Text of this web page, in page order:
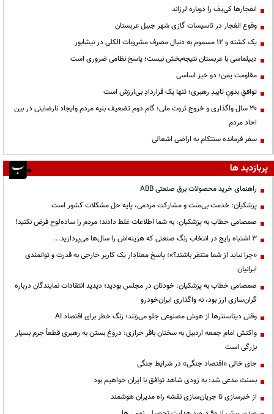
انفجارها کی‌یف را دوباره لرزاند
وقوع انفجار در تاسیسات گازی شهر جبیل عربستان
یک کشته و ۱۲ مسموم به دنبال مصرف مشروبات الکلی در نیشابور
دیپلماسی با عربستان نتیجه‌بخش نیست؛ پاسخ نظامی ضروری است
مقاومت یمن؛ دو خیز اساسی
توافقِ بدونِ تاییدِ رهبری؛ تنها یک قراردادِ بی‌ارزش است
۳۰ سال واگذاری و خروج ثروت ملی؛ گام دوم تضعیف بنیه مردم وایجاد نارضایتی در بین
احاد مردم
سفر فرمانده سنتکام به اراضی اشغالی
پربازدید ها
راهنمای خرید محصولات برق صنعتی ABB
پزشکیان: خدمت بی‌منت و مشارکت مردمی، پایه حل مشکلات کشور است
صمصامی خطاب به پزشکیان: به شما اطلاعات غلط دادند؛ مردم را ساده‌لوح فرض نکنید!
3 اشتباه رایج در انتخاب رنگ صنعتی که هزینه‌اش را سال‌ها می‌پردازید...
«چرا نباید از شما متنفر باشند؟»؛ پاسخ معنادار یک کاربر خارجی به قدرت و توانمندی
ایرانیان
صمصامی خطاب به پزشکیان: خودتان در مجلس بودید؛ دیدید انتقادات نمایندگان درباره
گران‌سازی ارز بود، نه واگذاری ایران‌خودرو
وقتی دیتاسنترها از هوش مصنوعی جلو می‌زنند؛ زنگ خطر برای اقتصاد AI
واکنش امام جمعه اردبیل به سخنان باقر خرازی: دروغ بستن به رهبری قطعاً جرم بسیار
بزرگی است
جای خالی «اقتصاد جنگی» در شرایط جنگی
بسنت مدعی شد: به زودی شاهد توافق با ایران خواهیم بود
از خبرسازی تا جریان‌سازی نقشه راه مدیران هوشمند